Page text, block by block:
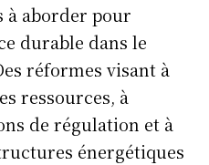
à aborder pour
durable dans le
réformes visant à
ressources, à
de régulation et à
énergétiques